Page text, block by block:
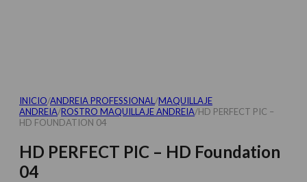
INICIO/ANDREIA PROFESSIONAL /MAQUILLAJE
ANDREIA/ROSTRO MAQUILLAJE ANDREIA/HD PERFECT PIC –
HD FOUNDATION 04
HD PERFECT PIC – HD Foundation
04